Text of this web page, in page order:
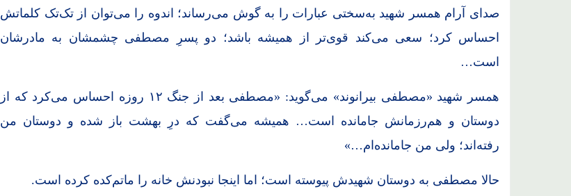
صدای آرام همسر شهید به‌سختی عبارات را به گوش می‌رساند؛ اندوه را می‌توان از تک‌تک کلماتش
احساس کرد؛ سعی می‌کند قوی‌تر از همیشه باشد؛ دو پسرِ مصطفی چشمشان به مادرشان
است…
همسر شهید «مصطفی بیرانوند» می‌گوید: «مصطفی بعد از جنگ ۱۲ روزه احساس می‌کرد که از
دوستان و هم‌رزمانش جامانده است… همیشه می‌گفت که درِ بهشت باز شده و دوستان من
رفته‌اند؛ ولی من جامانده‌ام…»
حالا مصطفی به دوستان شهیدش پیوسته است؛ اما اینجا نبودنش خانه را ماتم‌کده کرده است.